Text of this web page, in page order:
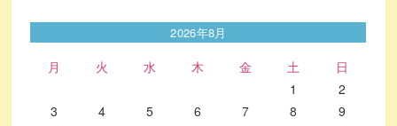
2026年8月
月 火 水 木 金 土
日
1
2
3
4 5 6 7 8
9